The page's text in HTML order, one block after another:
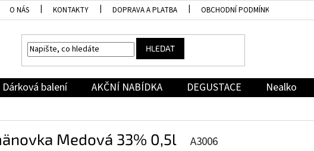
O NÁS KONTAKTY DOPRAVA A PLATBA OBCHODNÍ PODMÍNKY
HLEDAT
Dárková balení AKČNÍ NABÍDKA DEGUSTACE Nealko
Medová 33% 0,5l A3006